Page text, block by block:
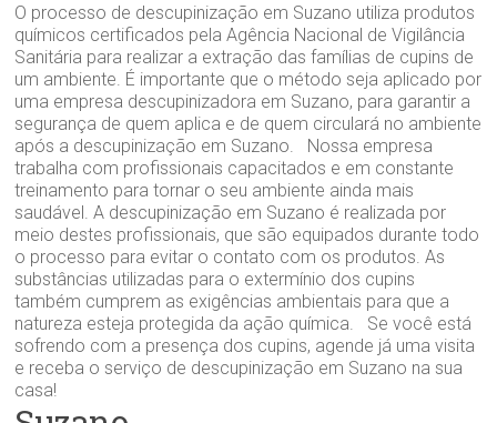
O processo de descupinização em Suzano utiliza produtos
químicos certificados pela Agência Nacional de Vigilância
Sanitária para realizar a extração das famílias de cupins de
um ambiente. É importante que o método seja aplicado por
uma empresa descupinizadora em Suzano, para garantir a
segurança de quem aplica e de quem circulará no ambiente
após a descupinização em Suzano. Nossa empresa
trabalha com profissionais capacitados e em constante
treinamento para tornar o seu ambiente ainda mais
saudável. A descupinização em Suzano é realizada por
meio destes profissionais, que são equipados durante todo
o processo para evitar o contato com os produtos. As
substâncias utilizadas para o extermínio dos cupins
também cumprem as exigências ambientais para que a
natureza esteja protegida da ação química. Se você está
sofrendo com a presença dos cupins, agende já uma visita
e receba o serviço de descupinização em Suzano na sua
casa!